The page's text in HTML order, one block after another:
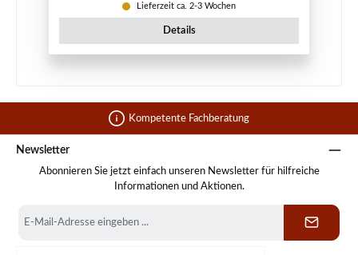
Lieferzeit ca. 2-3 Wochen
Details
Kompetente Fachberatung
Newsletter
Abonnieren Sie jetzt einfach unseren Newsletter für hilfreiche
Informationen und Aktionen.
Mail-